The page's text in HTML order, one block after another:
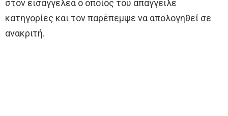
στον εισαγγελέα ο οποίος του απάγγειλε
κατηγορίες και τον παρέπεμψε να απολογηθεί σε
ανακριτή.